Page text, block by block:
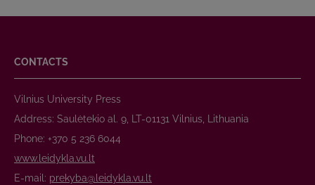
CONTACTS
Vilnius University Press
Address: Saulėtekio al. 9, LT-01131 Vilnius, Lithuania
Phone: +370 5 236 6044
www.leidykla.vu.lt
E-mail: prekyba@leidykla.vu.lt